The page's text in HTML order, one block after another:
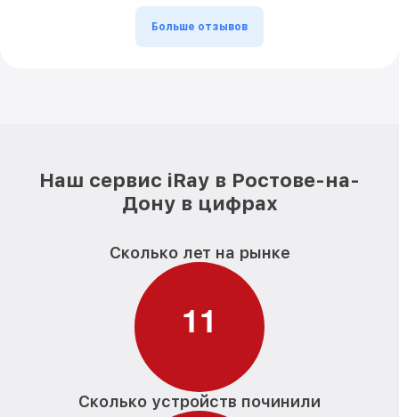
Больше отзывов
Наш сервис iRay в Ростове-на-
Дону в цифрах
Сколько лет на рынке
11
Сколько устройств починили